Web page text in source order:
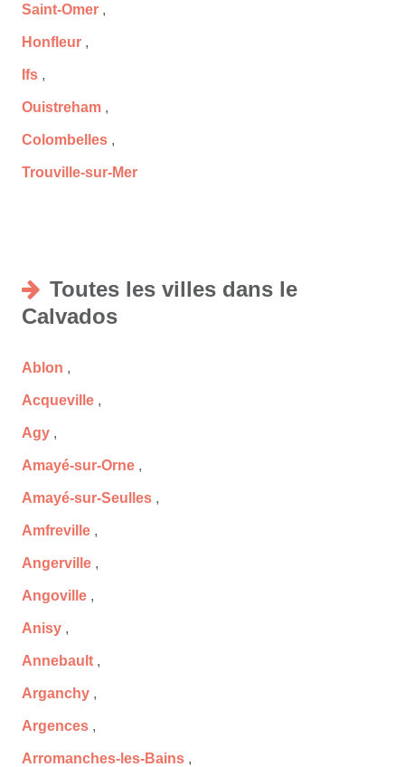
Saint-Omer ,
Honfleur ,
Ifs ,
Ouistreham ,
Colombelles ,
Trouville-sur-Mer
Toutes les villes dans le
Calvados
Ablon ,
Acqueville ,
Agy ,
Amayé-sur-Orne ,
Amayé-sur-Seulles ,
Amfreville ,
Angerville ,
Angoville ,
Anisy ,
Annebault ,
Arganchy ,
Argences ,
Arromanches-les-Bains ,